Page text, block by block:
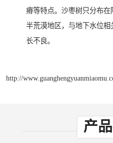
瘠等特点。沙枣树只分布在
半荒漠地区，与地下水位
长不良。
http://
产